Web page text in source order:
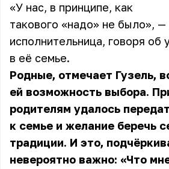
«У нас, в принципе, как
такового «надо» не было»,
исполнительница, говоря об
в её семье.
Родные, отмечает Гузель,
ей возможность выбора.
родителям удалось
к семье и желание беречь
традиции. И это,
невероятно важно: «Что